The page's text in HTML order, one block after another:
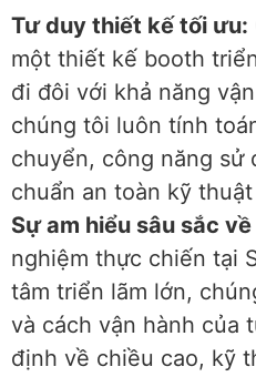
Tư duy thiết kế tối ưu:
một thiết kế booth
đi đôi với khả năng
chúng tôi luôn tính
chuyển, công năng sử
chuẩn an toàn kỹ
Sự am hiểu sâu sắc
nghiệm thực chiến tại
tâm triển lãm lớn,
và cách vận hành của
định về chiều cao, kỹ